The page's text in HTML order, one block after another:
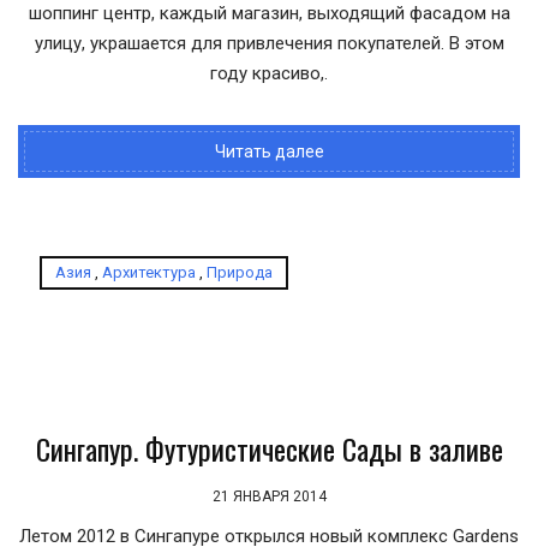
шоппинг центр, каждый магазин, выходящий фасадом на
улицу, украшается для привлечения покупателей. В этом
году красиво,.
Читать далее
Азия Архитектура Природа
Сингапур. Футуристические Сады в заливе
21 ЯНВАРЯ 2014
Летом 2012 в Сингапуре открылся новый комплекс Gardens